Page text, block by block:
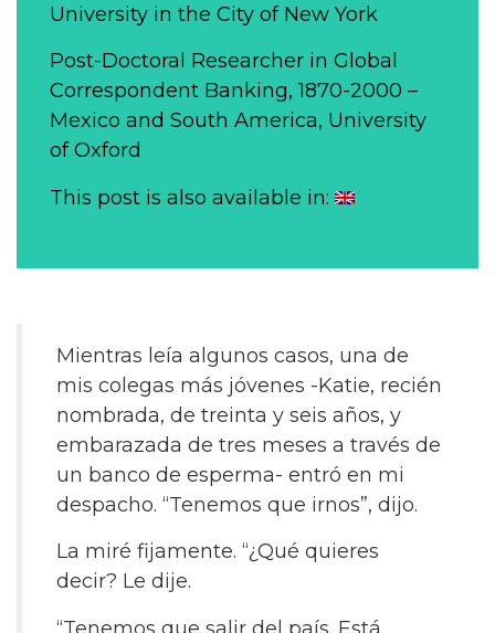
University in the City of New York
Post-Doctoral Researcher in Global
Correspondent Banking, 1870-2000 –
Mexico and South America, University
of Oxford
This post is also available in:
Mientras leía algunos casos, una de
mis colegas más jóvenes -Katie, recién
nombrada, de treinta y seis años, y
embarazada de tres meses a través de
un banco de esperma- entró en mi
despacho. “Tenemos que irnos”, dijo.
La miré fijamente. “¿Qué quieres
decir? Le dije.
“Tenemos que salir del país. Está